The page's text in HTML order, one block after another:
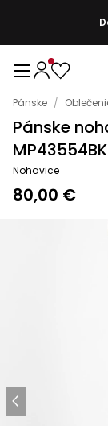
Pánske /
Pánske
Nohavice
80,00 €